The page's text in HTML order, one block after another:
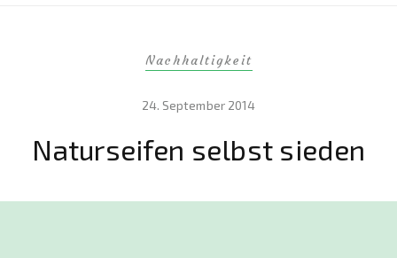
Nachhaltigkeit
24. September 2014
Naturseifen selbst sieden